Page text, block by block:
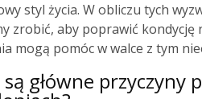
styl życia. W obliczu tych
zrobić, aby poprawić kondycję
mogą pomóc w walce z tym
są główne